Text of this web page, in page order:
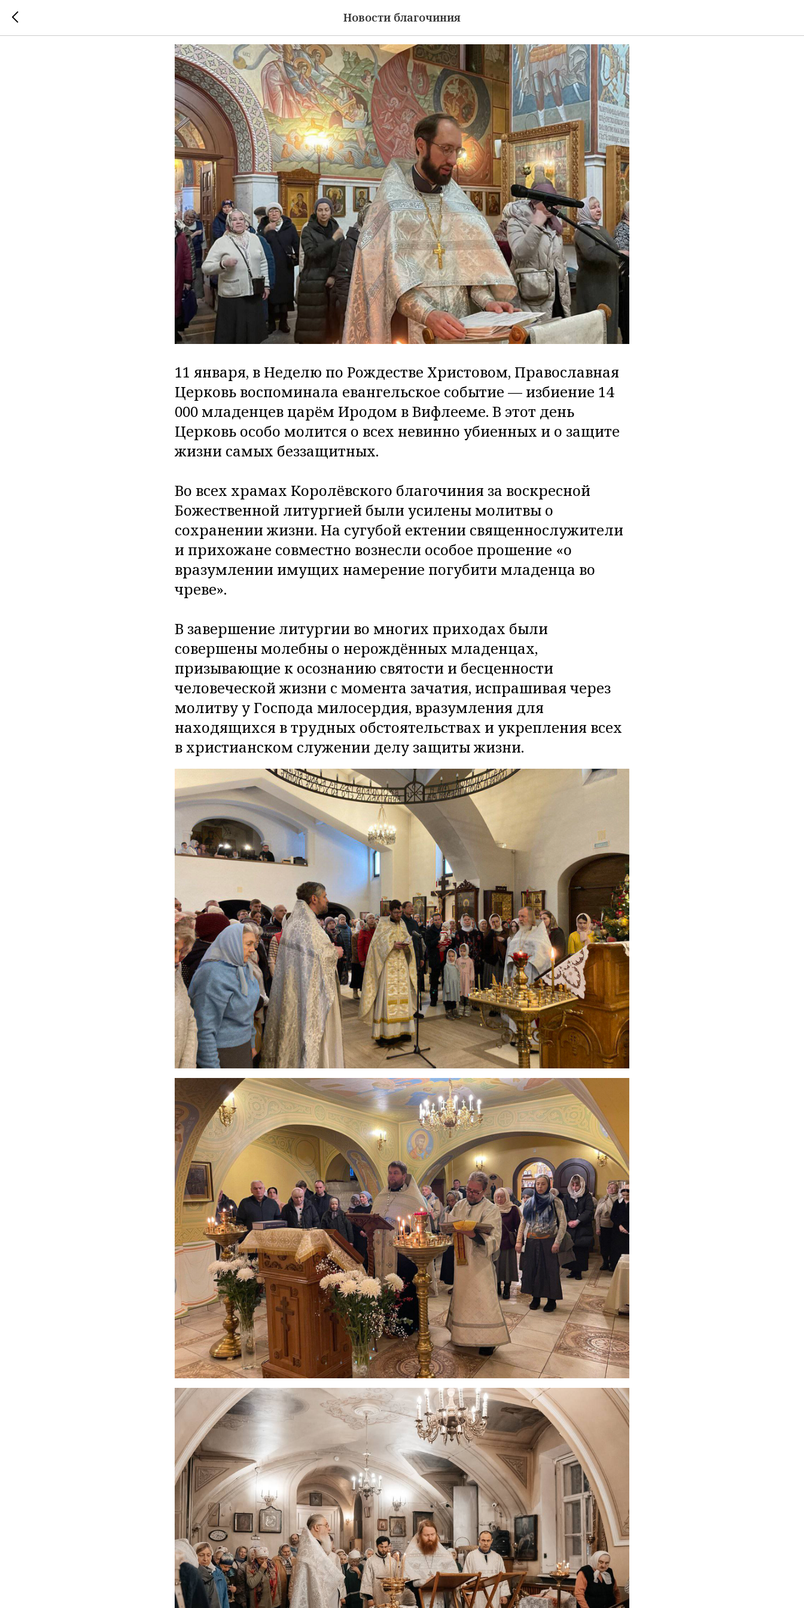
Новости благочиния
Антиабортный молебен
11 января, в Неделю по Рождестве Христовом, Православная
Церковь воспоминала евангельское событие — избиение 14
000 младенцев царём Иродом в Вифлееме. В этот день
Церковь особо молится о всех невинно убиенных и о защите
жизни самых беззащитных.
Во всех храмах Королёвского благочиния за воскресной
Божественной литургией были усилены молитвы о
сохранении жизни. На сугубой ектении священнослужители
и прихожане совместно вознесли особое прошение «о
вразумлении имущих намерение погубити младенца во
чреве».
В завершение литургии во многих приходах были
совершены молебны о нерождённых младенцах,
призывающие к осознанию святости и бесценности
человеческой жизни с момента зачатия, испрашивая через
молитву у Господа милосердия, вразумления для
находящихся в трудных обстоятельствах и укрепления всех
в христианском служении делу защиты жизни.